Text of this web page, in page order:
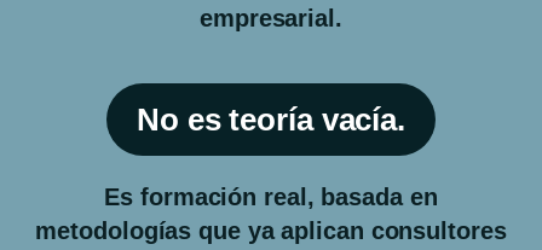
empresarial.
No es teoría vacía.
Es formación real, basada en
metodologías que ya aplican consultores